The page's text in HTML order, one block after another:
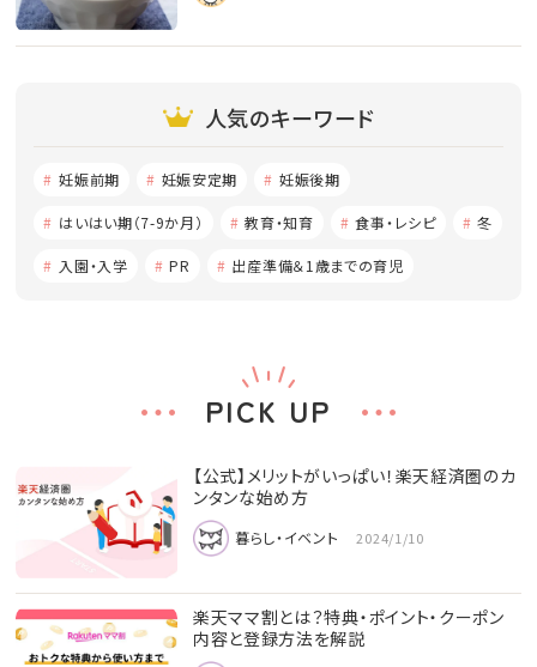
人気のキーワード
妊娠前期 妊娠安定期 妊娠後期
はいはい期（7-9か月） 教育・知育 食事・レシピ 冬
入園・入学 PR 出産準備＆1歳までの育児
PICK UP
【公式】メリットがいっぱい！楽天経済圏のカ
ンタンな始め方
暮らし・イベント 2024/1/10
楽天ママ割とは？特典・ポイント・クーポン
内容と登録方法を解説